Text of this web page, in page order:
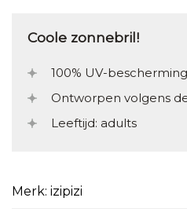
Coole zonnebril!
100% UV-
Ontworpen volgens
Leeftijd: adults
Merk: izipizi